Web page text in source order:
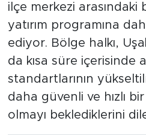
ilçe merkezi
yatırım programına
ediyor. Bölge halkı,
da kısa süre içerisinde
standartlarının
daha güvenli ve hızlı
olmayı beklediklerini